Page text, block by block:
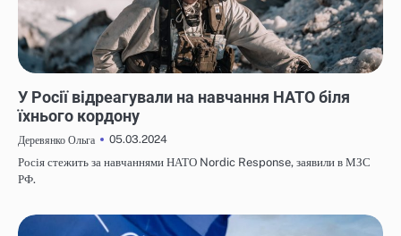
У Росії відреагували на навчання НАТО біля
їхнього кордону
Деревянко Ольга
05.03.2024
Росія стежить за навчаннями НАТО Nordic Response, заявили в МЗС
РФ.